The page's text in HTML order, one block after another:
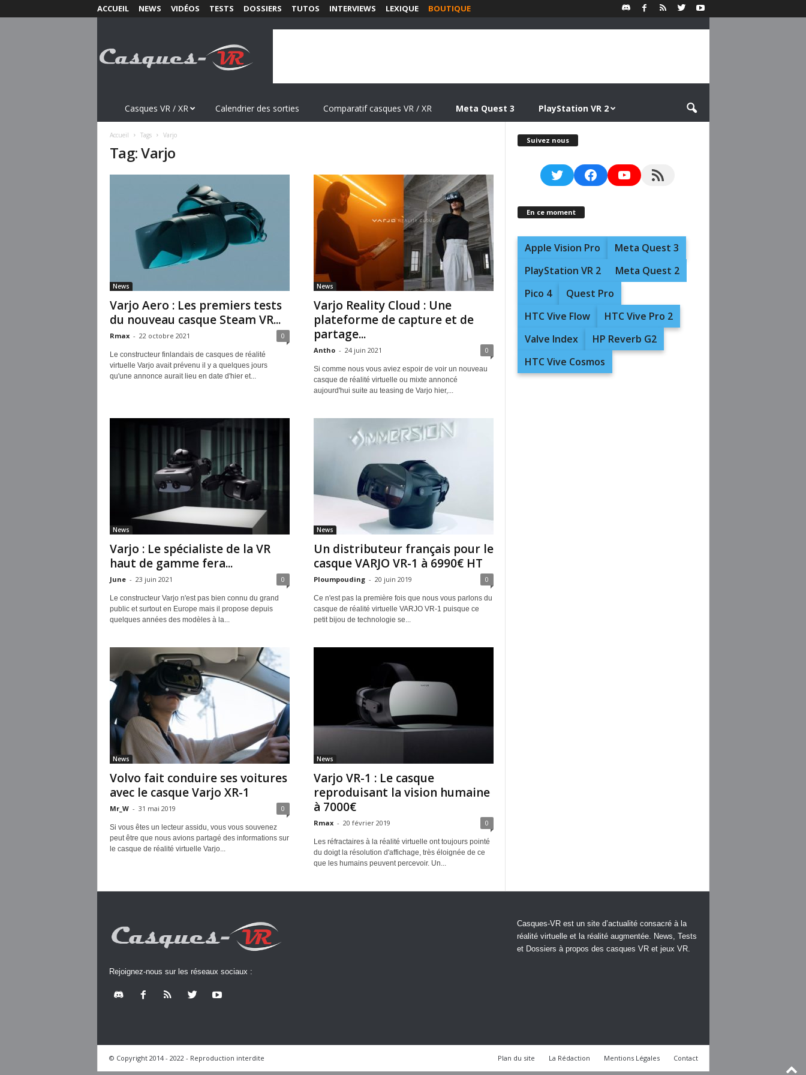
ACCUEIL NEWS VIDÉOS TESTS DOSSIERS TUTOS INTERVIEWS LEXIQUE BOUTIQUE
s
Casques VR / XR Calendrier des sorties Comparatif casques VR / XR Meta Quest 3 PlayStation VR 2
Accueil Tags Varjo
Tag: Varjo
News
Varjo Aero : Les premiers tests
du nouveau casque Steam VR...
Rmax - 22 octobre 2021 0
Le constructeur finlandais de casques de réalité
virtuelle Varjo avait prévenu il y a quelques jours
qu'une annonce aurait lieu en date d'hier et...
News
Varjo Reality Cloud : Une
plateforme de capture et de
partage...
Antho - 24 juin 2021 0
Si comme nous vous aviez espoir de voir un nouveau
casque de réalité virtuelle ou mixte annoncé
aujourd'hui suite au teasing de Varjo hier,...
News
Varjo : Le spécialiste de la VR
haut de gamme fera...
June - 23 juin 2021 0
Le constructeur Varjo n'est pas bien connu du grand
public et surtout en Europe mais il propose depuis
quelques années des modèles à la...
News
Un distributeur français pour le
casque VARJO VR-1 à 6990€ HT
Ploumpouding - 20 juin 2019 0
Ce n'est pas la première fois que nous vous parlons du
casque de réalité virtuelle VARJO VR-1 puisque ce
petit bijou de technologie se...
News
Volvo fait conduire ses voitures
avec le casque Varjo XR-1
Mr_W - 31 mai 2019 0
Si vous êtes un lecteur assidu, vous vous souvenez
peut être que nous avions partagé des informations sur
le casque de réalité virtuelle Varjo...
News
Varjo VR-1 : Le casque
reproduisant la vision humaine
à 7000€
Rmax - 20 février 2019 0
Les réfractaires à la réalité virtuelle ont toujours pointé
du doigt la résolution d'affichage, très éloignée de ce
que les humains peuvent percevoir. Un...
Suivez nous
TwitterFacebookYouTubeRSS Feed
En ce moment
Apple Vision Pro
Meta Quest 3
PlayStation VR 2
Meta Quest 2
Pico 4
Quest Pro
HTC Vive Flow
HTC Vive Pro 2
Valve Index
HP Reverb G2
HTC Vive Cosmos
Rejoignez-nous sur les réseaux sociaux :
Casques-VR est un site d’actualité consacré à la
réalité virtuelle et la réalité augmentée. News, Tests
et Dossiers à propos des casques VR et jeux VR.
Plan du site La Rédaction Mentions Légales Contact
© Copyright 2014 - 2022 - Reproduction interdite